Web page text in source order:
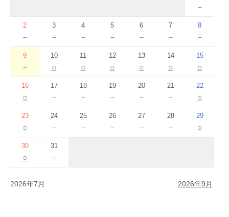
－
2
－
3
－
4
－
5
－
6
－
7
－
8
－
9
－
10
○
11
○
12
○
13
○
14
○
15
○
16
○
17
－
18
－
19
－
20
－
21
－
22
○
23
○
24
－
25
－
26
－
27
－
28
－
29
○
30
○
31
－
2026年7月 2026年9月